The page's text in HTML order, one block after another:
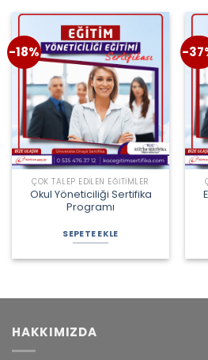
-18%
ÇOK TALEP EDILEN EĞITIMLER
Okul Yöneticiliği Sertifika
Programı
fiyat:
1.900,00 ₺.
andaki
fiyat:
1.550,00 ₺.
SEPETE EKLE
-
HAKKIMIZDA